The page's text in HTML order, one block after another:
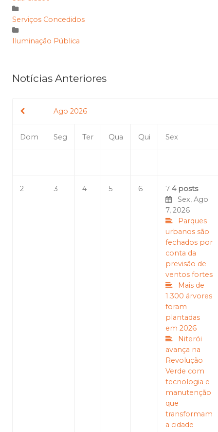
Serviços Concedidos
Iluminação Pública
Notícias Anteriores
Ago 2026
Dom Seg Ter Qua Qui Sex
2 3 4 5 6 7 4 posts
Sex, Ago
7, 2026
Parques
urbanos são
fechados por
conta da
previsão de
ventos fortes
Mais de
1.300 árvores
foram
plantadas
em 2026
Niterói
avança na
Revolução
Verde com
tecnologia e
manutenção
que
transformam
a cidade